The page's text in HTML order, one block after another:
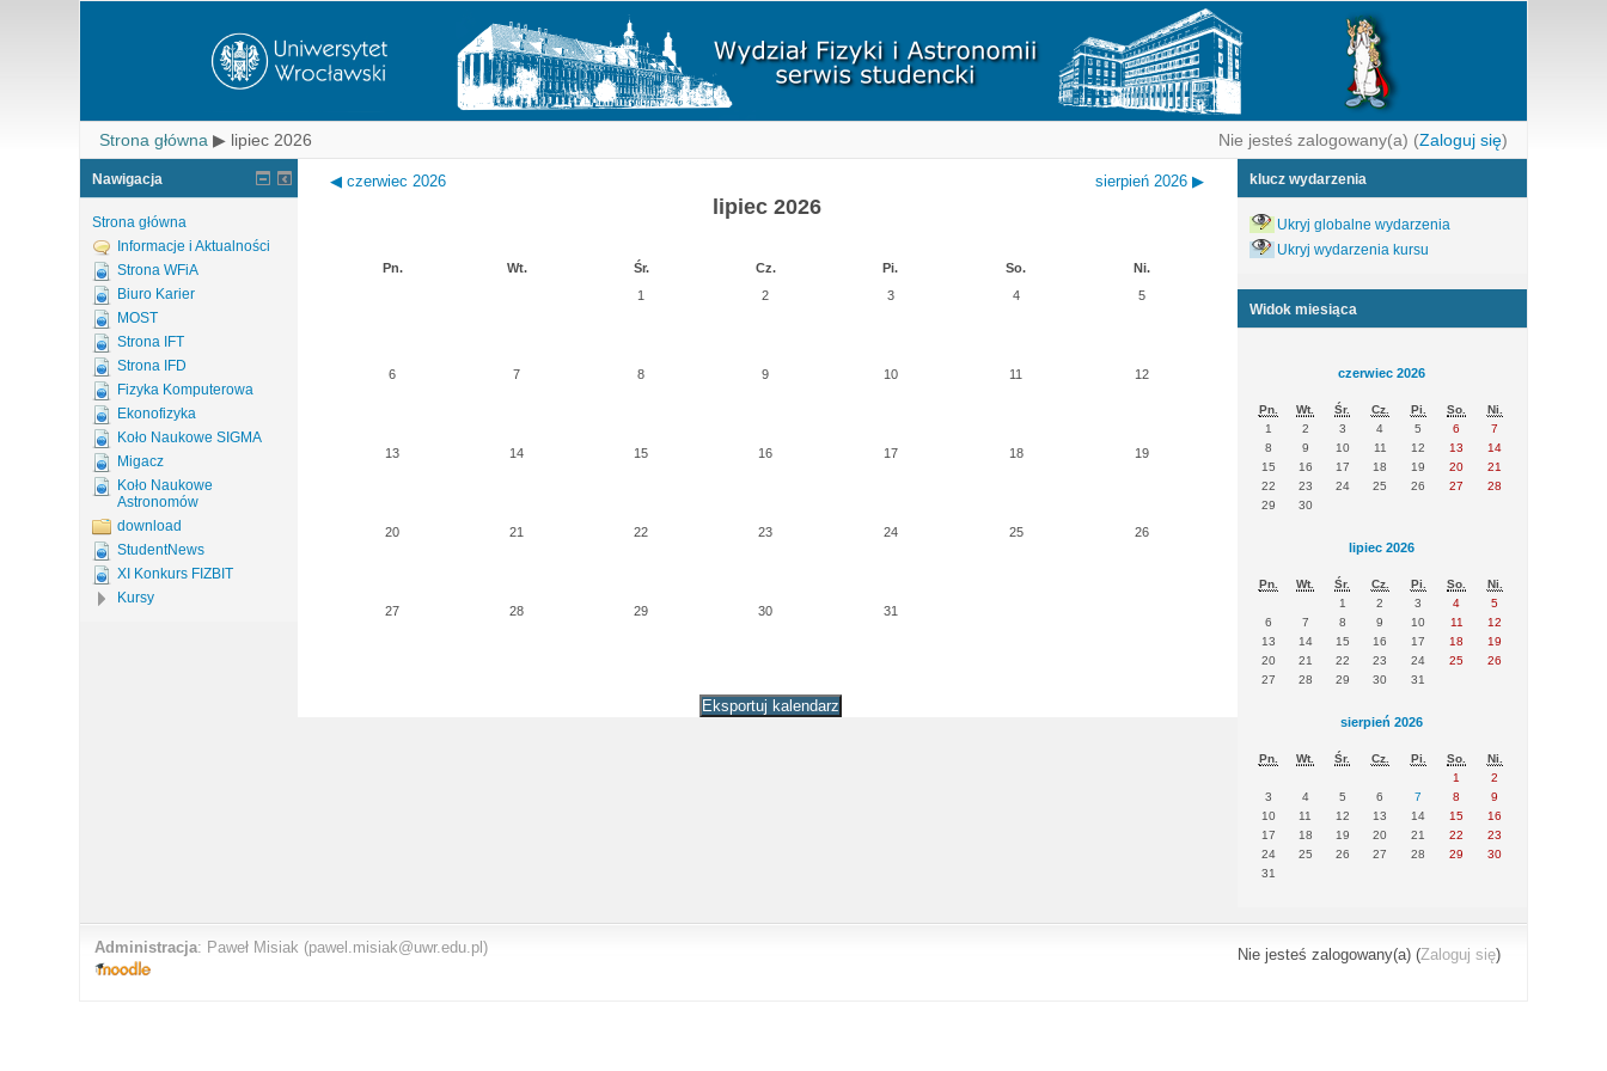
Strona główna ▶ lipiec 2026 Nie jesteś zalogowany(a) (Zaloguj się)
◀ czerwiec 2026
lipiec 2026
sierpień 2026 ▶
Pn. Wt. Śr. Cz. Pi. So.
Ni.
1
2 3 4 5
6 7 8 9 10 11 12
13 14 15 16 17 18 19
20 21 22 23 24 25 26
27 28 29 30 31
Nawigacja
Strona główna
Informacje i Aktualności
Strona WFiA
Biuro Karier
MOST
Strona IFT
Strona IFD
Fizyka Komputerowa
Ekonofizyka
Koło Naukowe SIGMA
Migacz
Koło Naukowe
Astronomów
download
StudentNews
XI Konkurs FIZBIT
Kursy
klucz wydarzenia
Ukryj globalne wydarzenia
Ukryj wydarzenia kursu
Widok miesiąca
czerwiec 2026
Pn. Wt. Śr. Cz. Pi. So.
Ni.
1
2 3 4 5 6
7
8
9 10 11 12 13
14
15
16 17 18 19 20
21
22
23 24 25 26 27
28
29
30
lipiec 2026
Pn. Wt. Śr. Cz. Pi. So.
Ni.
1
2 3 4
5
6
7 8 9 10 11
12
13
14 15 16 17 18
19
20
21 22 23 24 25
26
27
28 29 30 31
sierpień 2026
Pn. Wt. Śr. Cz. Pi. So.
Ni.
1
2
3
4 5 6 7 8
9
10
11 12 13 14 15
16
17
18 19 20 21 22
23
24
25 26 27 28 29
30
31
Administracja: Paweł Misiak (pawel.misiak@uwr.edu.pl) Nie jesteś zalogowany(a) (Zaloguj się)